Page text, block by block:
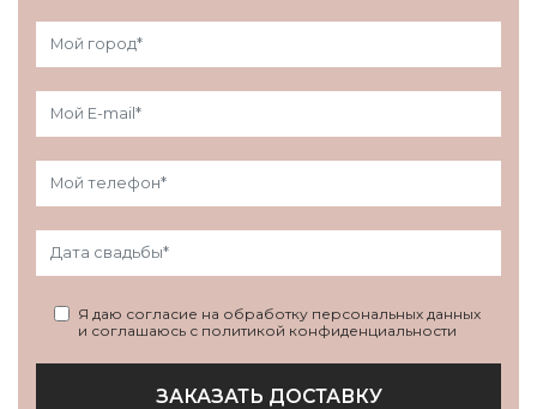
Я даю согласие на обработку персональных данных
и соглашаюсь с политикой конфиденциальности
ЗАКАЗАТЬ ДОСТАВКУ